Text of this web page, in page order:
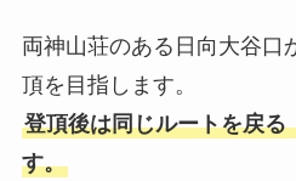
両神山荘のある日向大谷口
頂を目指します。
登頂後は同じルートを戻る
す。